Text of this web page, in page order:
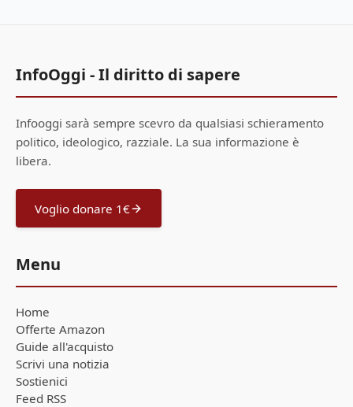
InfoOggi - Il diritto di sapere
Infooggi sarà sempre scevro da qualsiasi schieramento
politico, ideologico, razziale. La sua informazione è
libera.
Voglio donare 1€
Menu
Home
Offerte Amazon
Guide all'acquisto
Scrivi una notizia
Sostienici
Feed RSS